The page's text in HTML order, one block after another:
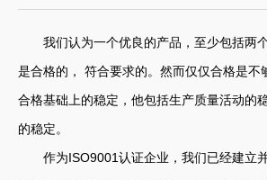
我们认为一个优良的产品，至少包括两
是合格的， 符合要求的。然而仅仅合格是不
合格基础上的稳定，他包括生产质量活动的
的稳定。
作为ISO9001认证企业，我们已经建立